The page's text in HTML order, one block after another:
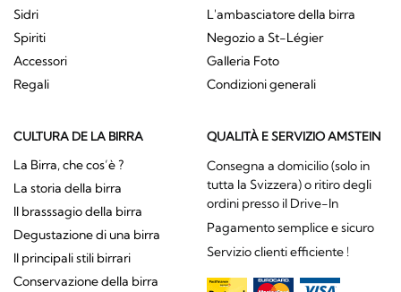
Sidri
Spiriti
Accessori
Regali
L'ambasciatore della birra
Negozio a St-Légier
Galleria Foto
Condizioni generali
CULTURA DE LA BIRRA
La Birra, che cos’è ?
La storia della birra
Il brasssagio della birra
Degustazione di una birra
Il principali stili birrari
Conservazione della birra
QUALITÀ E SERVIZIO AMSTEIN
Consegna a domicilio (solo in
tutta la Svizzera) o ritiro degli
ordini presso il Drive-In
Pagamento semplice e sicuro
Servizio clienti efficiente !